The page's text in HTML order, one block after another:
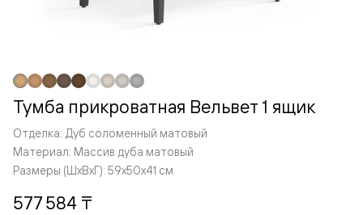
Тумба прикроватная Вельвет 1 ящик
Отделка: Дуб соломенный матовый
Материал: Массив дуба матовый
Размеры (ШxВxГ): 59x50x41 см
577 584 ₸